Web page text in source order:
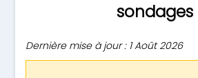
sondages
Dernière mise à jour : 1 Août 2026